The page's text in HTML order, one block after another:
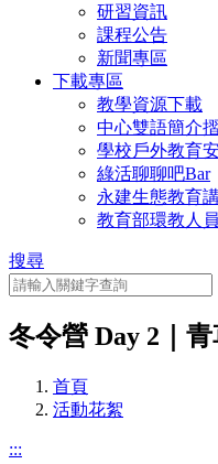
研習資訊
課程公告
新聞專區
下載專區
教學資源下載
中心雙語簡介
學校戶外教育安
綠活聊聊吧Bar
永建生態教育
教育部環教人
搜尋
冬令營 Day 2｜
首頁
活動花絮
:::